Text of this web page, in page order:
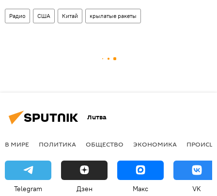
Радио США Китай крылатые ракеты
Литва
В МИРЕ ПОЛИТИКА ОБЩЕСТВО ЭКОНОМИКА
Telegram Дзен Макс VK